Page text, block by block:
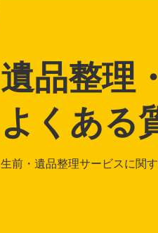
遺品整理
よくある
生前・遺品整理サービスに関